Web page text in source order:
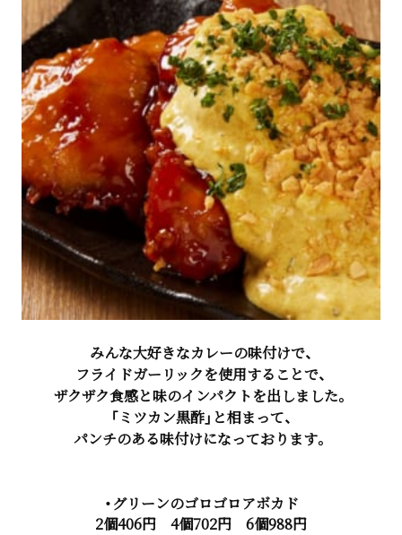
みんな大好きなカレーの味付けで、
フライドガーリックを使用することで、
ザクザク食感と味のインパクトを出しました。
「ミツカン黒酢」と相まって、
パンチのある味付けになっております。
・グリーンのゴロゴロアボカド
2個406円 4個702円 6個988円